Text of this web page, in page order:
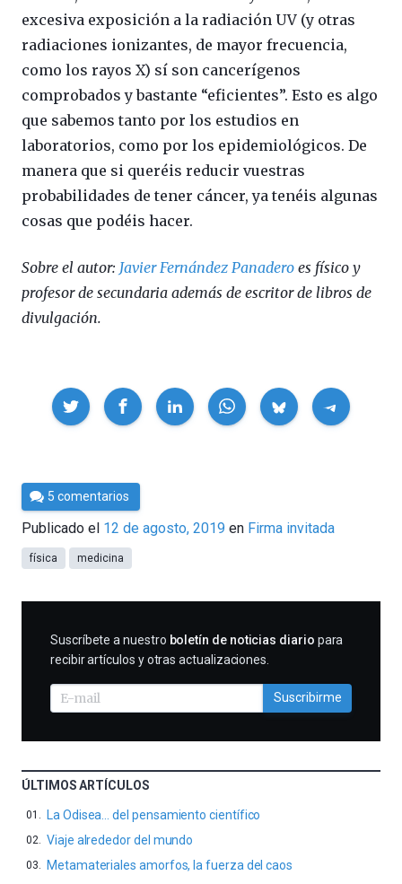
excesiva exposición a la radiación UV (y otras
radiaciones ionizantes, de mayor frecuencia,
como los rayos X) sí son cancerígenos
comprobados y bastante “eficientes”. Esto es algo
que sabemos tanto por los estudios en
laboratorios, como por los epidemiológicos. De
manera que si queréis reducir vuestras
probabilidades de tener cáncer, ya tenéis algunas
cosas que podéis hacer.
Sobre el autor: Javier Fernández Panadero es físico y
profesor de secundaria además de escritor de libros de
divulgación.
Compartir
Por
César
Tomé
5 comentarios
Publicado el 12 de agosto, 2019 en Firma invitada
física medicina
SUSCRIBIRME
Suscríbete a nuestro boletín de noticias diario para
recibir artículos y otras actualizaciones.
Suscribirme
ÚLTIMOS ARTÍCULOS
La Odisea… del pensamiento científico
Viaje alrededor del mundo
Metamateriales amorfos, la fuerza del caos